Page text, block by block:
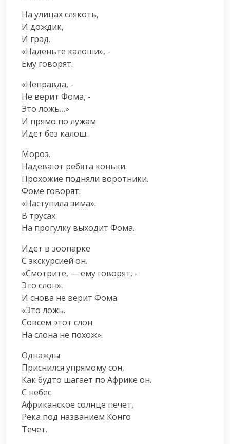
На улицах слякоть,
И дождик,
И град.
«Наденьте калоши», -
Ему говорят.
«Неправда, -
Не верит Фома, -
Это ложь…»
И прямо по лужам
Идет без калош.
Мороз.
Надевают ребята коньки.
Прохожие подняли воротники.
Фоме говорят:
«Наступила зима».
В трусах
На прогулку выходит Фома.
Идет в зоопарке
С экскурсией он.
«Смотрите, — ему говорят, -
Это слон».
И снова не верит Фома:
«Это ложь.
Совсем этот слон
На слона не похож».
Однажды
Приснился упрямому сон,
Как будто шагает по Африке он.
С небес
Африканское солнце печет,
Река под названием Конго
Течет.